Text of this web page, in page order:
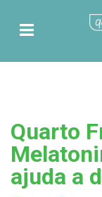
Quarto
ajuda a